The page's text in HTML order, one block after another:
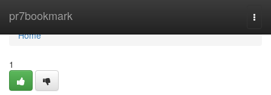
pr7bookmark
Home
Home
1